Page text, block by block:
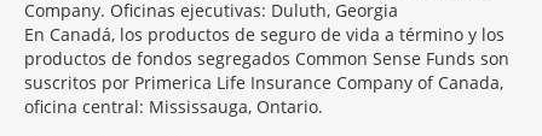
Company. Oficinas ejecutivas: Duluth, Georgia
En Canadá, los productos de seguro de vida a término y los
productos de fondos segregados Common Sense Funds son
suscritos por Primerica Life Insurance Company of Canada,
oficina central: Mississauga, Ontario.